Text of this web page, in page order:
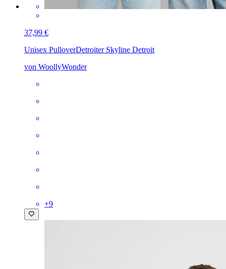
37,99 €
Unisex PulloverDetroiter Skyline Detroit
von WoollyWonder
+9